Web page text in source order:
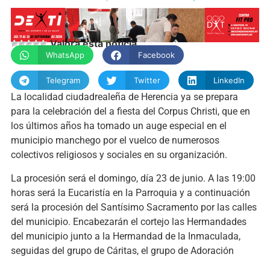
Valora esta noticia
WhatsApp Facebook
Telegram Twitter LinkedIn
La localidad ciudadrealeña de Herencia ya se prepara
para la celebración del a fiesta del Corpus Christi, que en
los últimos años ha tomado un auge especial en el
municipio manchego por el vuelco de numerosos
colectivos religiosos y sociales en su organización.
La procesión será el domingo, día 23 de junio. A las 19:00
horas será la Eucaristía en la Parroquia y a continuación
será la procesión del Santísimo Sacramento por las calles
del municipio. Encabezarán el cortejo las Hermandades
del municipio junto a la Hermandad de la Inmaculada,
seguidas del grupo de Cáritas, el grupo de Adoración